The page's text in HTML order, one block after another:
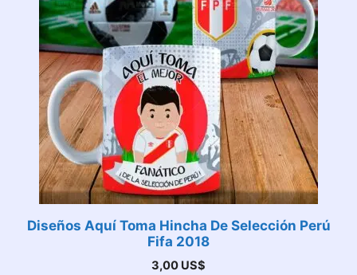
Diseños Aquí Toma Hincha De Selección Perú
Fifa 2018
3,00 US$